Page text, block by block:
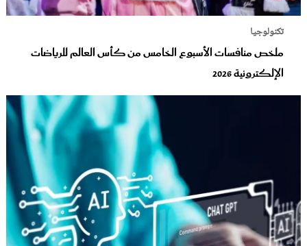
تكنولوجيا
ملخص منافسات الأسبوع الخامس من كأس العالم للرياضات
الإلكترونية 2026